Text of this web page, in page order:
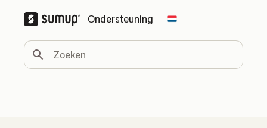
Ondersteuning Change country
Zoeken